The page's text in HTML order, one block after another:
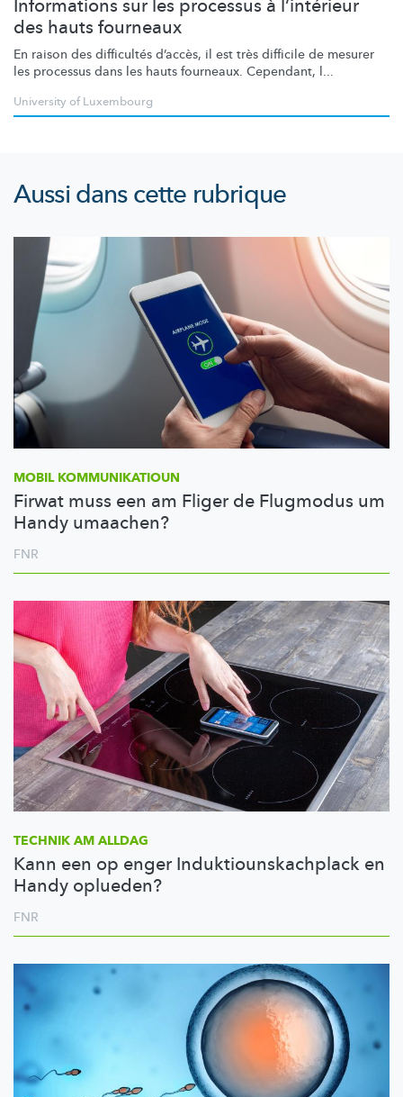
Informations sur les processus à l’intérieur
des hauts fourneaux
En raison des difficultés d’accès, il est très difficile de mesurer
les processus dans les hauts fourneaux. Cependant, l...
University of Luxembourg
Aussi dans cette rubrique
MOBIL KOMMUNIKATIOUN
Firwat muss een am Fliger de Flugmodus um
Handy umaachen?
FNR
TECHNIK AM ALLDAG
Kann een op enger Induktiounskachplack en
Handy oplueden?
FNR